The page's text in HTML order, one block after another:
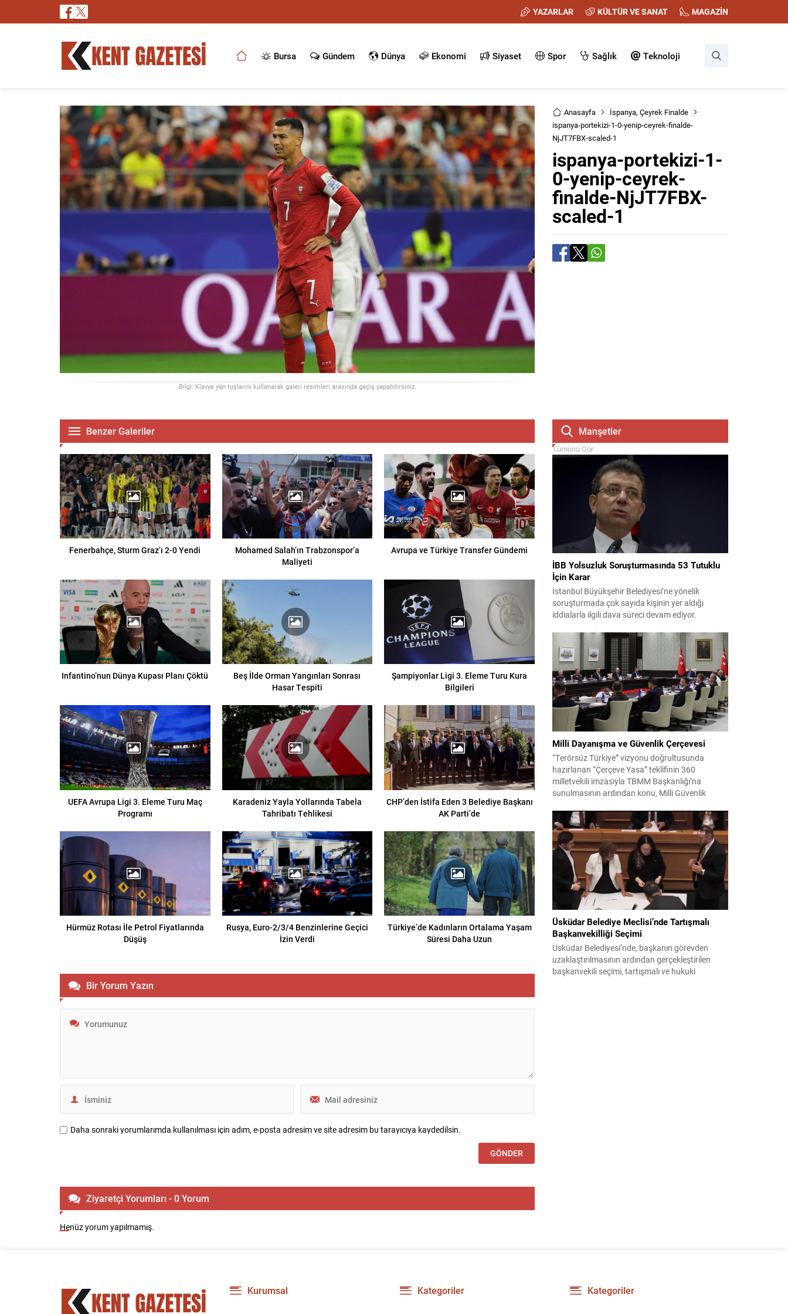
YAZARLAR KÜLTÜR VE SANAT MAGAZİN
Bursa Gündem Dünya Ekonomi Siyaset Spor Sağlık Teknoloji
Bilgi: Klavye yön tuşlarını kullanarak galeri resimleri arasında geçiş yapabilirsiniz.
Anasayfa
İspanya, Çeyrek Finalde
ispanya-portekizi-1-0-yenip-ceyrek-finalde-
NjJT7FBX-scaled-1
ispanya-portekizi-1-
0-yenip-ceyrek-
finalde-NjJT7FBX-
scaled-1
Benzer Galeriler
Fenerbahçe, Sturm Graz’ı 2-0 Yendi
Mohamed Salah’ın Trabzonspor’a
Maliyeti
Avrupa ve Türkiye Transfer Gündemi
Infantino’nun Dünya Kupası Planı Çöktü
Beş İlde Orman Yangınları Sonrası
Hasar Tespiti
Şampiyonlar Ligi 3. Eleme Turu Kura
Bilgileri
UEFA Avrupa Ligi 3. Eleme Turu Maç
Programı
Karadeniz Yayla Yollarında Tabela
Tahribatı Tehlikesi
CHP’den İstifa Eden 3 Belediye Başkanı
AK Parti’de
Hürmüz Rotası İle Petrol Fiyatlarında
Düşüş
Rusya, Euro-2/3/4 Benzinlerine Geçici
İzin Verdi
Türkiye’de Kadınların Ortalama Yaşam
Süresi Daha Uzun
Bir Yorum Yazın
Daha sonraki yorumlarımda kullanılması için adım, e-posta adresim ve site adresim bu tarayıcıya kaydedilsin.
Ziyaretçi Yorumları - 0 Yorum
Henüz yorum yapılmamış.
Manşetler
Tümünü Gör
İBB Yolsuzluk Soruşturmasında 53 Tutuklu
İçin Karar
İstanbul Büyükşehir Belediyesi’ne yönelik
soruşturmada çok sayıda kişinin yer aldığı
iddialarla ilgili dava süreci devam ediyor.
sanıkların tutukluluk hallerini ayrı ayrı
değerlendirdi. İnceleme sonucunda, aralarında
Ekrem İmamoğlu’nun da bulunduğu 53 tutuklu
hakkında tutukluluk hallerinin sürdürülmesine
karar verildi. İddialar ve değerlendirilen talepler
Soruşturma kapsamında sanıklara yöneltilen...
Milli Dayanışma ve Güvenlik Çerçevesi
“Terörsüz Türkiye” vizyonu doğrultusunda
hazırlanan “Çerçeve Yasa” teklifinin 360
milletvekili imzasıyla TBMM Başkanlığı’na
sunulmasının ardından konu, Milli Güvenlik
Toplantı sonrası yayımlanan sekiz maddelik
bildiri, ülke güvenliği ve bölgesel gelişmelere dair
değerlendirmeleri içermektedir. Yaklaşık 2 saat
15 dakika süren oturumun sonuç metninde;
terörle mücadele, bölgesel istikrar,...
Üsküdar Belediye Meclisi’nde Tartışmalı
Başkanvekilliği Seçimi
Üsküdar Belediyesi’nde, başkanın görevden
uzaklaştırılmasının ardından gerçekleştirilen
başkanvekili seçimi, tartışmalı ve hukuki
Kurumsal Kategoriler Kategoriler